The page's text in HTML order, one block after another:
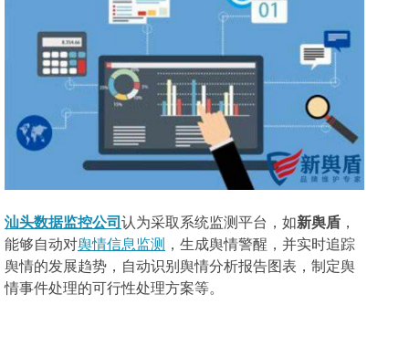
汕头数据监控公司 认为采取系统监测平台，如新舆盾 ，
能够自动对舆情信息监测 ，生成舆情警醒，并实时追踪
舆情的发展趋势，自动识别舆情分析报告图表，制定舆
情事件处理的可行性处理方案等。